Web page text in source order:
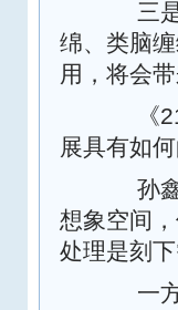
三是
绵、类脑
用，将会
《21
展具有如
孙鑫
想象空间
处理是刻
一方